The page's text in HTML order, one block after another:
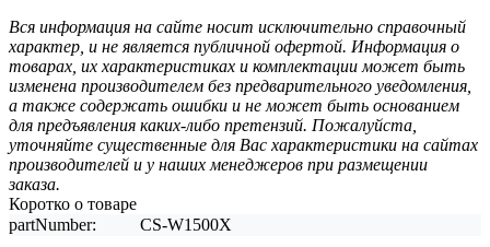
Вся информация на сайте носит исключительно справочный
характер, и не является публичной офертой. Информация о
товарах, их характеристиках и комплектации может быть
изменена производителем без предварительного уведомления,
а также содержать ошибки и не может быть основанием
для предъявления каких-либо претензий. Пожалуйста,
уточняйте существенные для Вас характеристики на сайтах
производителей и у наших менеджеров при размещении
заказа.
Коротко о товаре
partNumber:
CS-W1500X